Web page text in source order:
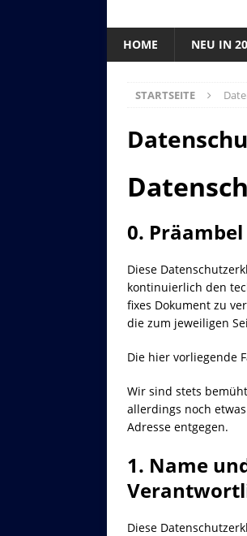
HOME NEU IN
STARTSEITE
0. Präambel
Diese
kontinuierlich den
fixes Dokument zu
die zum jeweiligen
Die hier vorliegende
Wir sind stets
allerdings noch
Adresse entgegen.
1. Name
Diese
Asitzbahn -
Schau Dir